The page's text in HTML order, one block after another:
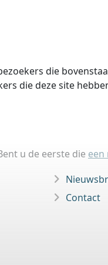
die
die deze site
u de eerste die een
Contact